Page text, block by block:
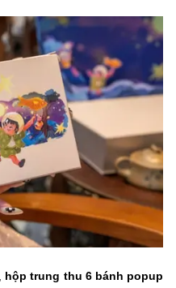
hộp trung thu 6 bánh popup